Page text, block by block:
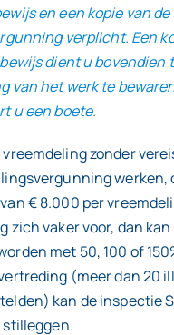
en een kopie van
verplicht. Een
dient u bovendien
van het werk te
u een boete.
vreemdeling zonder
werken,
€ 8.000 per
zich vaker voor, dan
met 50, 100 of
(meer dan 20
kan de inspectie